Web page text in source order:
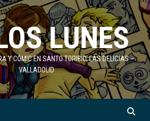
LUNES
Y CÓMIC EN SANTO TORIBIO, LAS DELICIAS –
VALLADOLID